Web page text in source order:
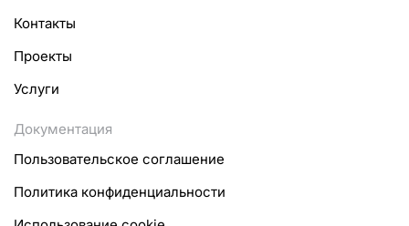
Контакты
Проекты
Услуги
Документация
Пользовательское соглашение
Политика конфиденциальности